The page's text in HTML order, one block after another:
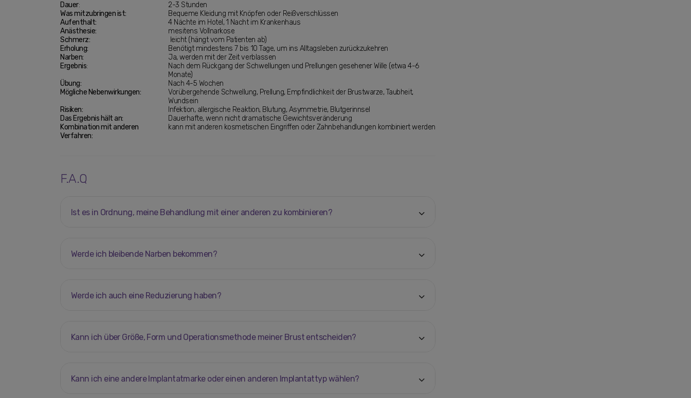
Dauer:
2-3 Stunden
Was mitzubringen ist:
Bequeme Kleidung mit Knöpfen oder Reißverschlüssen
Aufenthalt:
4 Nächte im Hotel, 1 Nacht im Krankenhaus
Anästhesie:
mesitens Vollnarkose
Schmerz:
leicht (hängt vom Patienten ab)
Erholung:
Benötigt mindestens 7 bis 10 Tage, um ins Alltagsleben zurückzukehren
Narben:
Ja, werden mit der Zeit verblassen
Ergebnis:
Nach dem Rückgang der Schwellungen und Prellungen gesehener Wille (etwa 4-6
Monate)
Übung:
Nach 4-5 Wochen
Mögliche Nebenwirkungen:
Vorübergehende Schwellung, Prellung, Empfindlichkeit der Brustwarze, Taubheit,
Wundsein
Risiken:
Infektion, allergische Reaktion, Blutung, Asymmetrie, Blutgerinnsel
Das Ergebnis hält an:
Dauerhafte, wenn nicht dramatische Gewichtsveränderung
Kombination mit anderen
Verfahren:
kann mit anderen kosmetischen Eingriffen oder Zahnbehandlungen kombiniert werden
F.A.Q
Ist es in Ordnung, meine Behandlung mit einer anderen zu kombinieren?
Werde ich bleibende Narben bekommen?
Werde ich auch eine Reduzierung haben?
Kann ich über Größe, Form und Operationsmethode meiner Brust entscheiden?
Kann ich eine andere Implantatmarke oder einen anderen Implantattyp wählen?